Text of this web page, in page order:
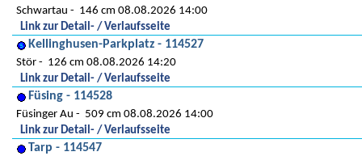
Schwartau
146 cm 08.08.2026 14:00
Link zur Detail- / Verlaufsseite
Kellinghusen-Parkplatz - 114527
Stör
126 cm 08.08.2026 14:20
Link zur Detail- / Verlaufsseite
Füsing - 114528
Füsinger Au
509 cm 08.08.2026 14:00
Link zur Detail- / Verlaufsseite
Tarp - 114547